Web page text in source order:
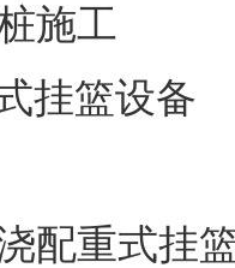
施工
挂篮设备
配重式挂